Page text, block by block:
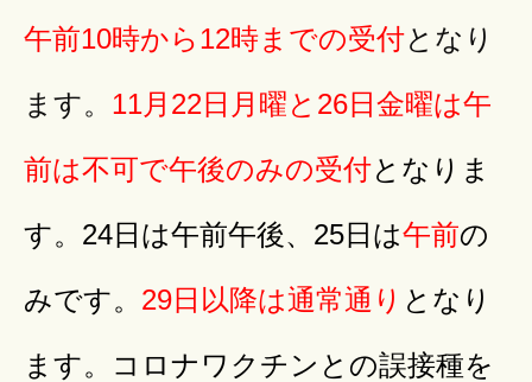
午前10時から12時までの受付となり
ます。 11月22日月曜と26日金曜は午
前は不可で午後のみの受付となりま
す。24日は午前午後、25日は午前の
みです。 29日以降は通常通り となり
ます。コロナワクチンとの誤接種を